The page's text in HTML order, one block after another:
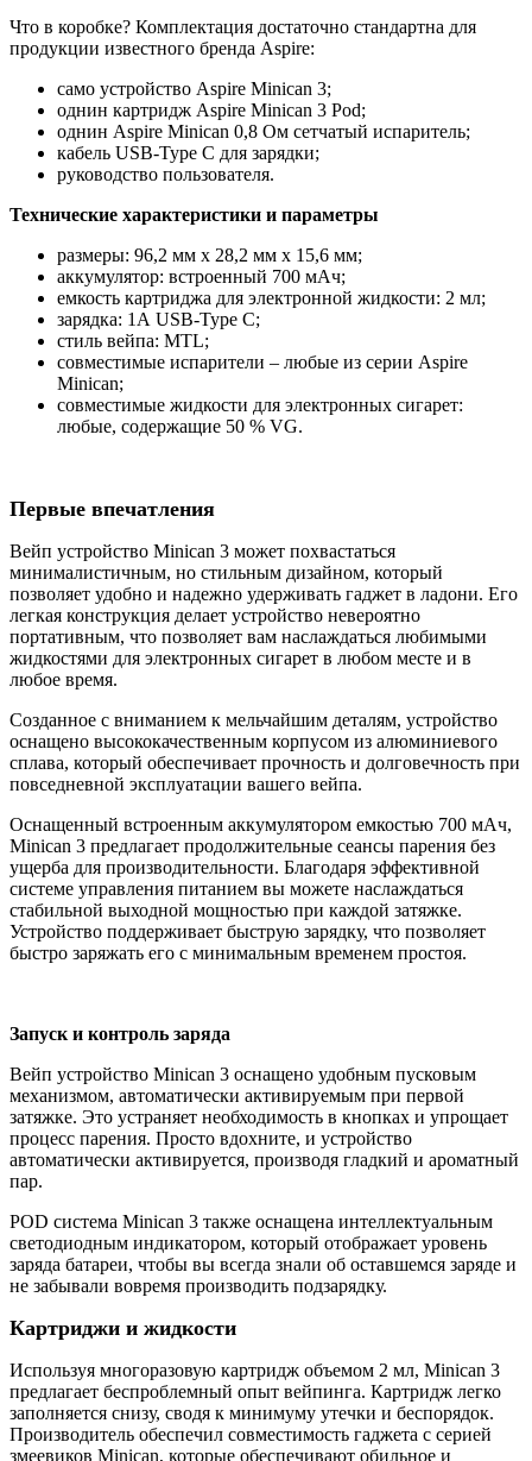
Что в коробке? Комплектация достаточно стандартна для
продукции известного бренда Aspire:
само устройство Aspire Minican 3;
однин картридж Aspire Minican 3 Pod;
однин Aspire Minican 0,8 Ом сетчатый испаритель;
кабель USB-Type C для зарядки;
руководство пользователя.
Технические характеристики и параметры
размеры: 96,2 мм х 28,2 мм х 15,6 мм;
аккумулятор: встроенный 700 мАч;
емкость картриджа для электронной жидкости: 2 мл;
зарядка: 1А USB-Type C;
cтиль вейпа: MTL;
совместимые испарители – любые из серии Aspire
Minican;
совместимые жидкости для электронных сигарет:
любые, содержащие 50 % VG.
Первые впечатления
Вейп устройство Minican 3 может похвастаться
минималистичным, но стильным дизайном, который
позволяет удобно и надежно удерживать гаджет в ладони. Его
легкая конструкция делает устройство невероятно
портативным, что позволяет вам наслаждаться любимыми
жидкостями для электронных сигарет в любом месте и в
любое время.
Созданное с вниманием к мельчайшим деталям, устройство
оснащено высококачественным корпусом из алюминиевого
сплава, который обеспечивает прочность и долговечность при
повседневной эксплуатации вашего вейпа.
Оснащенный встроенным аккумулятором емкостью 700 мАч,
Minican 3 предлагает продолжительные сеансы парения без
ущерба для производительности. Благодаря эффективной
системе управления питанием вы можете наслаждаться
стабильной выходной мощностью при каждой затяжке.
Устройство поддерживает быструю зарядку, что позволяет
быстро заряжать его с минимальным временем простоя.
Запуск и контроль заряда
Вейп устройство Minican 3 оснащено удобным пусковым
механизмом, автоматически активируемым при первой
затяжке. Это устраняет необходимость в кнопках и упрощает
процесс парения. Просто вдохните, и устройство
автоматически активируется, производя гладкий и ароматный
пар.
POD система Minican 3 также оснащена интеллектуальным
светодиодным индикатором, который отображает уровень
заряда батареи, чтобы вы всегда знали об оставшемся заряде и
не забывали вовремя производить подзарядку.
Картриджи и жидкости
Используя многоразовую картридж объемом 2 мл, Minican 3
предлагает беспроблемный опыт вейпинга. Картридж легко
заполняется снизу, сводя к минимуму утечки и беспорядок.
Производитель обеспечил совместимость гаджета с серией
змеевиков Minican, которые обеспечивают обильное и